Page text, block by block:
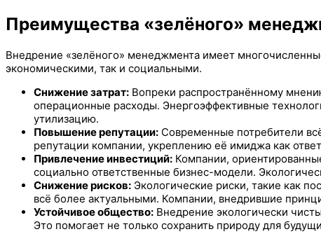
Преимущества «зелёного»
Внедрение «зелёного» менеджмента имеет
экономическими, так и социальными.
Снижение затрат: Вопреки распространённому
операционные расходы. Энергоэффективные
утилизацию.
Повышение репутации: Современные потребители
репутации компании, укреплению её имиджа как
Привлечение инвестиций: Компании,
социально ответственные бизнес-модели.
Снижение рисков: Экологические риски, такие как
всё более актуальными. Компании, внедрившие
Устойчивое общество: Внедрение экологически
Это помогает не только сохранить природу для